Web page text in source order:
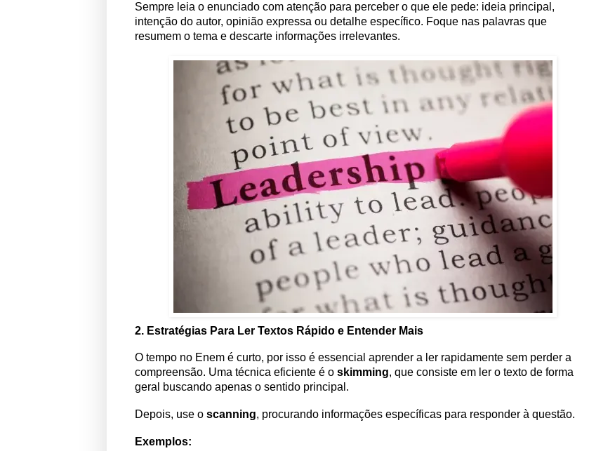
Sempre leia o enunciado com atenção para perceber o que ele pede: ideia principal,
intenção do autor, opinião expressa ou detalhe específico. Foque nas palavras que
resumem o tema e descarte informações irrelevantes.
2. Estratégias Para Ler Textos Rápido e Entender Mais
O tempo no Enem é curto, por isso é essencial aprender a ler rapidamente sem perder a
compreensão. Uma técnica eficiente é o skimming, que consiste em ler o texto de forma
geral buscando apenas o sentido principal.
Depois, use o scanning, procurando informações específicas para responder à questão.
Exemplos: